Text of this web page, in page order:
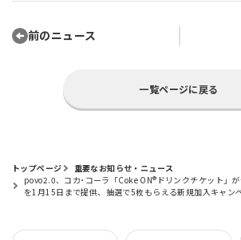
前のニュース
一覧ページに戻る
トップページ
重要なお知らせ・ニュース
povo2.0、コカ･コーラ「Coke ON®ドリンクチケット」
を1月15日まで提供、抽選で5枚もらえる新規加入キャン